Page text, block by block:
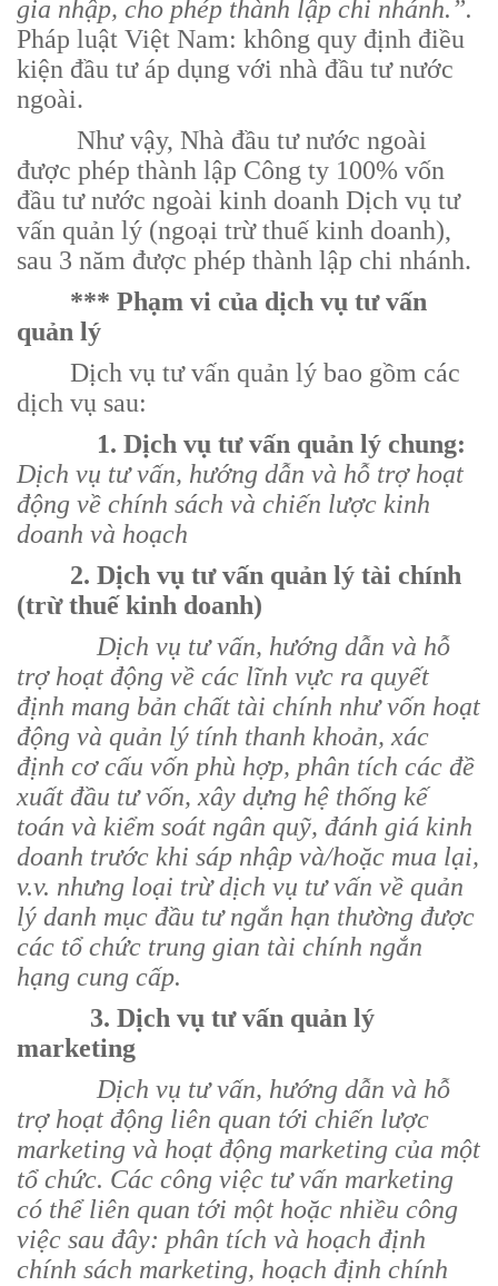
gia nhập, cho phép thành lập chi nhánh.”.
Pháp luật Việt Nam: không quy định điều
kiện đầu tư áp dụng với nhà đầu tư nước
ngoài.
Như vậy, Nhà đầu tư nước ngoài
được phép thành lập Công ty 100% vốn
đầu tư nước ngoài kinh doanh Dịch vụ tư
vấn quản lý (ngoại trừ thuế kinh doanh),
sau 3 năm được phép thành lập chi nhánh.
*** Phạm vi của dịch vụ tư vấn
quản lý
Dịch vụ tư vấn quản lý bao gồm các
dịch vụ sau:
1. Dịch vụ tư vấn quản lý chung:
Dịch vụ tư vấn, hướng dẫn và hỗ trợ hoạt
động về chính sách và chiến lược kinh
doanh và hoạch
2. Dịch vụ tư vấn quản lý tài chính
(trừ thuế kinh doanh)
Dịch vụ tư vấn, hướng dẫn và hỗ
trợ hoạt động về các lĩnh vực ra quyết
định mang bản chất tài chính như vốn hoạt
động và quản lý tính thanh khoản, xác
định cơ cấu vốn phù hợp, phân tích các đề
xuất đầu tư vốn, xây dựng hệ thống kế
toán và kiểm soát ngân quỹ, đánh giá kinh
doanh trước khi sáp nhập và/hoặc mua lại,
v.v. nhưng loại trừ dịch vụ tư vấn về quản
lý danh mục đầu tư ngắn hạn thường được
các tổ chức trung gian tài chính ngắn
hạng cung cấp.
3. Dịch vụ tư vấn quản lý
marketing
Dịch vụ tư vấn, hướng dẫn và hỗ
trợ hoạt động liên quan tới chiến lược
marketing và hoạt động marketing của một
tổ chức. Các công việc tư vấn marketing
có thể liên quan tới một hoặc nhiều công
việc sau đây: phân tích và hoạch định
chính sách marketing, hoạch định chính